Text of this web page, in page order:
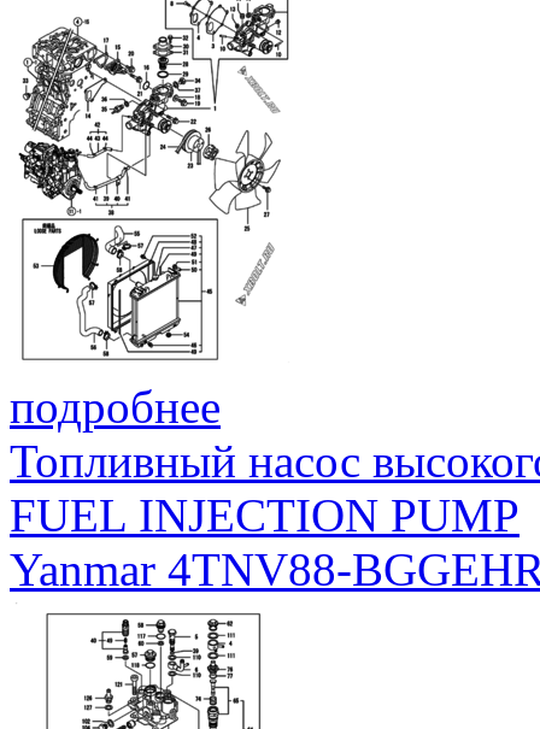
подробнее
Топливный насос
FUEL INJECTION PUMP
Yanmar 4TNV88-